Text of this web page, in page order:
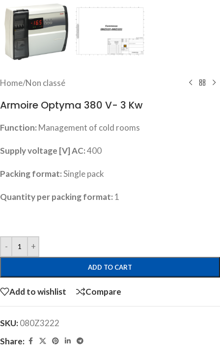
Home/Non classé
Armoire Optyma 380 V- 3 Kw
Function: Management of cold rooms
Supply voltage [V] AC:400
Packing format:Single pack
Quantity per packing format: 1
ADD TO CART
Add to wishlist Compare
SKU:080Z3222
Share: